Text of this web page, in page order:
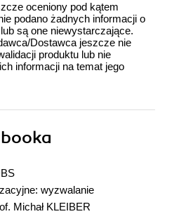
oceniony pod kątem
podano żadnych informacji o
są one niewystarczające.
Dostawca jeszcze nie
produktu lub nie
informacji na temat jego
wyzwalanie
Michał KLEIBER